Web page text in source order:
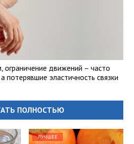
ограничение движений – часто
потерявшие эластичность связки
ПОЛНОСТЬЮ
ЛУЧШЕЕ